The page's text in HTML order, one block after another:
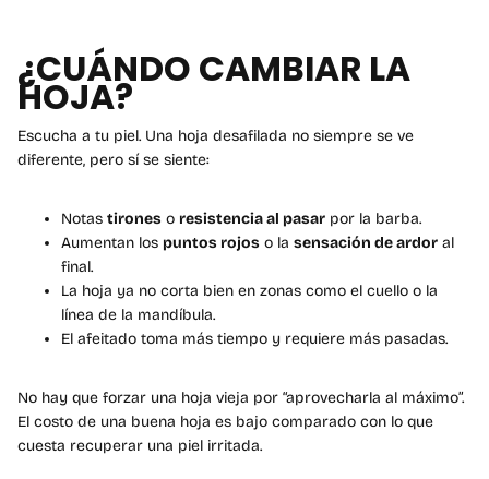
¿CUÁNDO CAMBIAR LA
HOJA?
Escucha a tu piel. Una hoja desafilada no siempre se ve
diferente, pero sí se siente:
Notas tirones o resistencia al pasar por la barba.
Aumentan los puntos rojos o la sensación de ardor al
final.
La hoja ya no corta bien en zonas como el cuello o la
línea de la mandíbula.
El afeitado toma más tiempo y requiere más pasadas.
No hay que forzar una hoja vieja por “aprovecharla al máximo”.
El costo de una buena hoja es bajo comparado con lo que
cuesta recuperar una piel irritada.